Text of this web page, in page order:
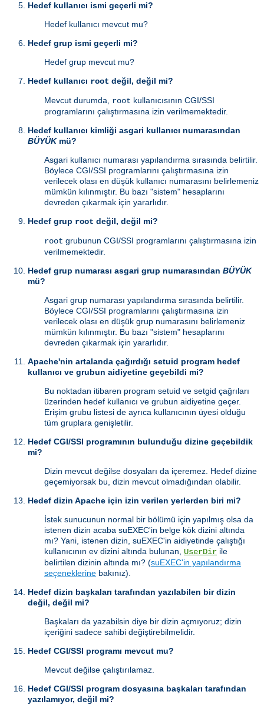
Hedef kullanıcı ismi geçerli mi?
Hedef kullanıcı mevcut mu?
Hedef grup ismi geçerli mi?
Hedef grup mevcut mu?
Hedef kullanıcı root değil, değil mi?
Mevcut durumda, root kullanıcısının CGI/SSI
programlarını çalıştırmasına izin verilmemektedir.
Hedef kullanıcı kimliği asgari kullanıcı numarasından
BÜYÜKmü?
Asgari kullanıcı numarası yapılandırma sırasında belirtilir.
Böylece CGI/SSI programlarını çalıştırmasına izin
verilecek olası en düşük kullanıcı numarasını belirlemeniz
mümkün kılınmıştır. Bu bazı "sistem" hesaplarını
devreden çıkarmak için yararlıdır.
Hedef grup root değil, değil mi?
root grubunun CGI/SSI programlarını çalıştırmasına izin
verilmemektedir.
Hedef grup numarası asgari grup numarasından BÜYÜK
mü?
Asgari grup numarası yapılandırma sırasında belirtilir.
Böylece CGI/SSI programlarını çalıştırmasına izin
verilecek olası en düşük grup numarasını belirlemeniz
mümkün kılınmıştır. Bu bazı "sistem" hesaplarını
devreden çıkarmak için yararlıdır.
Apache'nin artalanda çağırdığı setuid program hedef
kullanıcı ve grubun aidiyetine geçebildi mi?
Bu noktadan itibaren program setuid ve setgid çağrıları
üzerinden hedef kullanıcı ve grubun aidiyetine geçer.
Erişim grubu listesi de ayrıca kullanıcının üyesi olduğu
tüm gruplara genişletilir.
Hedef CGI/SSI programının bulunduğu dizine geçebildik
mi?
Dizin mevcut değilse dosyaları da içeremez. Hedef dizine
geçemiyorsak bu, dizin mevcut olmadığından olabilir.
Hedef dizin Apache için izin verilen yerlerden biri mi?
İstek sunucunun normal bir bölümü için yapılmış olsa da
istenen dizin acaba suEXEC'in belge kök dizini altında
mı? Yani, istenen dizin, suEXEC'in aidiyetinde çalıştığı
kullanıcının ev dizini altında bulunan, UserDir ile
belirtilen dizinin altında mı? (suEXEC'in yapılandırma
seçeneklerine bakınız).
Hedef dizin başkaları tarafından yazılabilen bir dizin
değil, değil mi?
Başkaları da yazabilsin diye bir dizin açmıyoruz; dizin
içeriğini sadece sahibi değiştirebilmelidir.
Hedef CGI/SSI programı mevcut mu?
Mevcut değilse çalıştırılamaz.
Hedef CGI/SSI program dosyasına başkaları tarafından
yazılamıyor, değil mi?